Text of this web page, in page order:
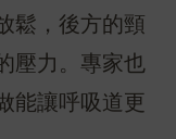
鬆，後方的頸
壓力。專家也
能讓呼吸道更